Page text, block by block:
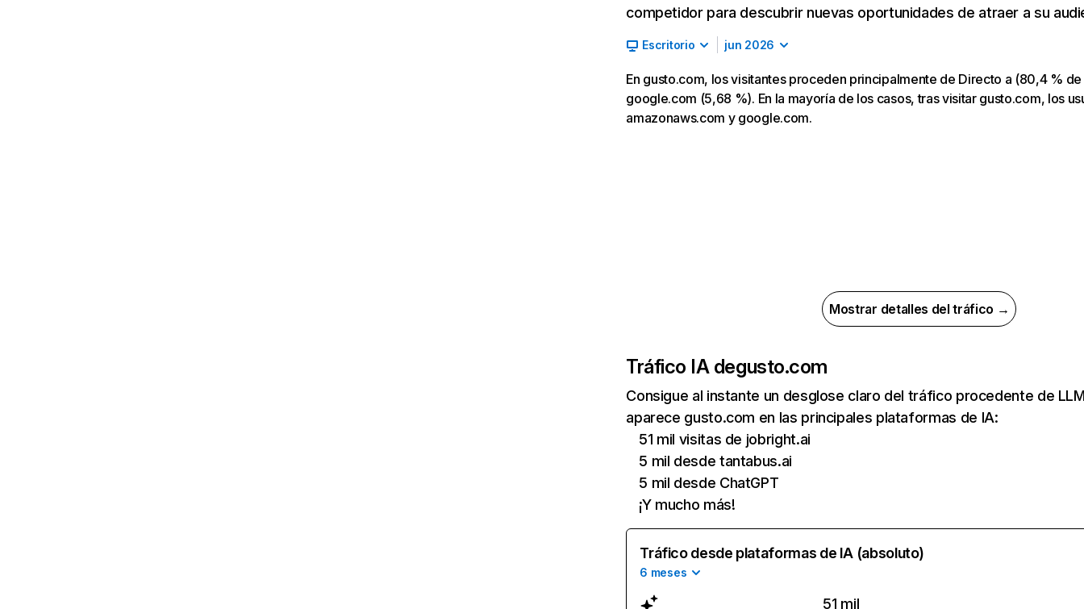
competidor para descubrir nuevas oportunidades de atraer a su
Escritorio jun 2026
En gusto.com, los visitantes proceden principalmente de Directo a (80,4 %
google.com (5,68 %). En la mayoría de los casos, tras visitar gusto.com, los
amazonaws.com y google.com.
Mostrar detalles del tráfico →
Tráfico IA degusto.com
Consigue al instante un desglose claro del tráfico procedente de
aparece gusto.com en las principales plataformas de IA:
51 mil visitas de jobright.ai
5 mil desde tantabus.ai
5 mil desde ChatGPT
¡Y mucho más!
Tráfico desde plataformas de IA (absoluto)
6 meses
51 mil